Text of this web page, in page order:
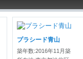
プラシード青山
築年数:2016年11月築